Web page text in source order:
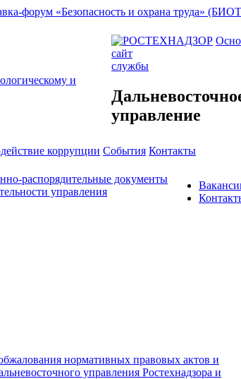
форум «Безопасность и охрана труда»
сайт
службы
управление
коррупции События Контакты
распорядительные документы
управления
нормативных правовых актов и
управления Ростехнадзора и